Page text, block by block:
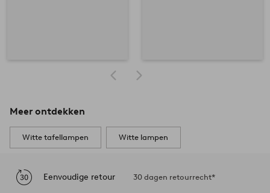
Meer ontdekken
Witte tafellampen Witte lampen
Eenvoudige retour 30 dagen retourrecht*